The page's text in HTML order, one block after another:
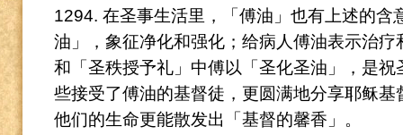
1294. 在圣事生活里，「傅油」也有上述的含
油」，象征净化和强化；给病人傅油表示治疗
和「圣秩授予礼」中傅以「圣化圣油」，是祝
些接受了傅油的基督徒，更圆满地分享耶稣
他们的生命更能散发出「基督的馨香」。